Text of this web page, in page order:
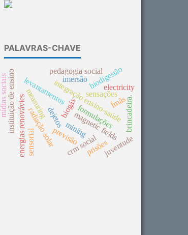
PALAVRAS-CHAVE
integração ensino-saúde
biogás
measuring
magnetic fields
sensações
imersão
radiação solar
energias renovávies previsão
instituição de ensino
mídias sociais
crm social
biodigestão
levantamentos
dejetos
pedagogia social
juventude
Ímãsbrincadeira.
electricity
sensorial
formulações
prisões
mining